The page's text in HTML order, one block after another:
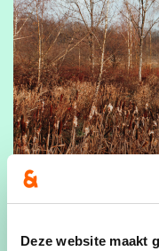
Deze website maakt